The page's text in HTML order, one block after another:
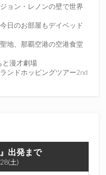
ョン・レノンの壁で世界
日のお部屋もデイベッド
地、那覇空港の空港食堂
と漫才劇場
ンドホッピングツアー2nd
出発まで
土)